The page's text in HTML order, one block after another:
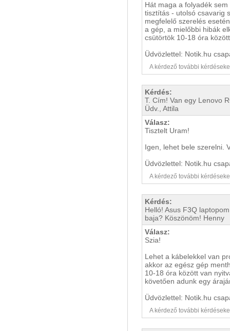
Hát maga a folyadék
tisztítás - utolsó csavarig
megfelelő szerelés
a gép, a mielőbbi hibák
csütörtök 10-18 óra
Üdvözlettel: Notik.hu
A kérdező további
Kérdés:
T. Cím! Van egy Lenovo
Üdv., Attila
Válasz:
Tisztelt Uram!
Igen, lehet bele szerelni.
Üdvözlettel: Notik.hu
A kérdező további
Kérdés:
Helló! Asus F3Q
baja? Köszönöm! Henny
Válasz:
Szia!
Lehet a kábelekkel van
akkor az egész gép
10-18 óra között van
követően adunk egy
Üdvözlettel: Notik.hu
A kérdező további